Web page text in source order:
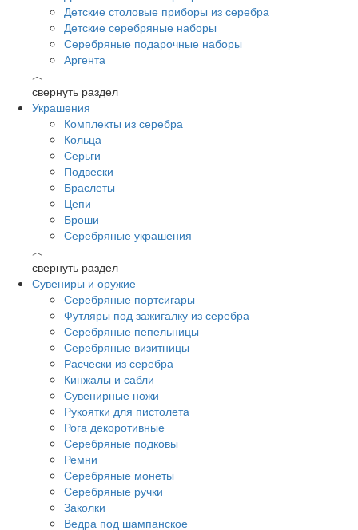
Детские столовые приборы из серебра
Детские серебряные наборы
Серебряные подарочные наборы
Аргента
︿
свернуть раздел
Украшения
Комплекты из серебра
Кольца
Серьги
Подвески
Браслеты
Цепи
Броши
Серебряные украшения
︿
свернуть раздел
Сувениры и оружие
Серебряные портсигары
Футляры под зажигалку из серебра
Серебряные пепельницы
Серебряные визитницы
Расчески из серебра
Кинжалы и сабли
Сувенирные ножи
Рукоятки для пистолета
Рога декоротивные
Серебряные подковы
Ремни
Серебряные монеты
Серебряные ручки
Заколки
Ведра под шампанское